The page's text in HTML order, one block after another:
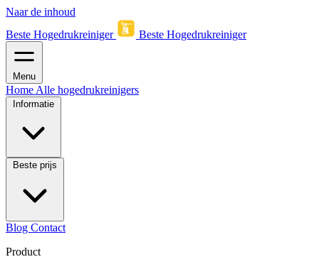
Naar de inhoud
Beste Hogedrukreiniger
Beste Hogedrukreiniger
Menu
Home Alle hogedrukreinigers
Informatie
Beste prijs
Blog Contact
Product